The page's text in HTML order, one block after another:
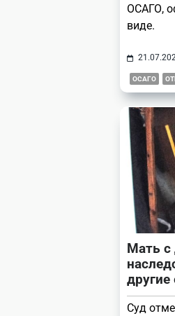
ОСАГО,
виде.
ОСАГО
Мать с
другие
Суд